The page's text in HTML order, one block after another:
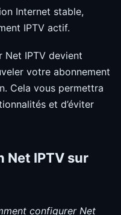
Internet stable,
IPTV actif.
Net IPTV devient
votre abonnement
Cela vous permettra
et d’éviter
IPTV sur
configurer Net